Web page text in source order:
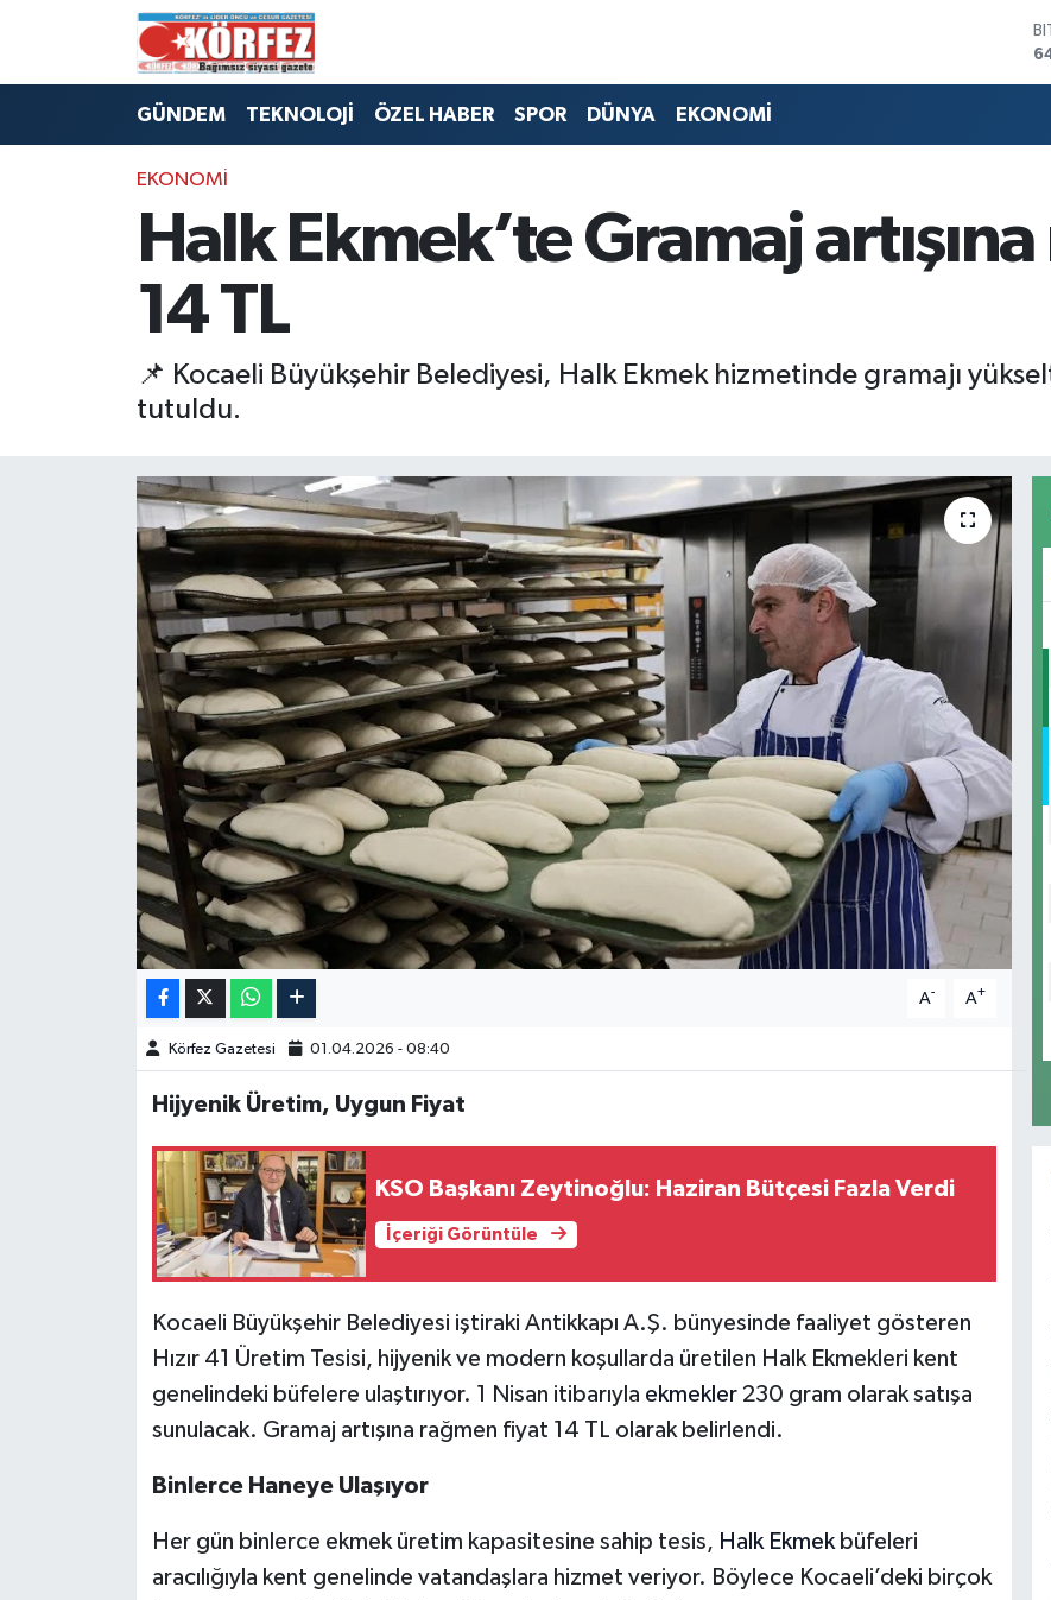
GÜNDEM TEKNOLOJİ ÖZEL HABER SPOR DÜNYA EKONOMİ
EKONOMİ
Halk Ekmek’te Gramaj
14 TL
📌 Kocaeli Büyükşehir Belediyesi, Halk Ekmek hizmetinde gramajı
tutuldu.
A- A+
Körfez Gazetesi 01.04.2026 - 08:40
Hijyenik Üretim, Uygun Fiyat
KSO Başkanı Zeytinoğlu: Haziran Bütçesi Fazla Verdi
İçeriği Görüntüle
Kocaeli Büyükşehir Belediyesi iştiraki Antikkapı A.Ş. bünyesinde faaliyet gösteren
Hızır 41 Üretim Tesisi, hijyenik ve modern koşullarda üretilen Halk Ekmekleri kent
genelindeki büfelere ulaştırıyor. 1 Nisan itibarıyla ekmekler 230 gram olarak satışa
sunulacak. Gramaj artışına rağmen fiyat 14 TL olarak belirlendi.
Binlerce Haneye Ulaşıyor
Her gün binlerce ekmek üretim kapasitesine sahip tesis, Halk Ekmekbüfeleri
aracılığıyla kent genelinde vatandaşlara hizmet veriyor. Böylece Kocaeli’deki birçok
Hava Durumu
Trafik Durumu
Süper Lig Puan Durumu ve Fikstür
Son Dakika Haberleri